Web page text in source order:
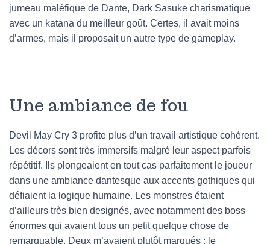
jumeau maléfique de Dante, Dark Sasuke charismatique
avec un katana du meilleur goût. Certes, il avait moins
d’armes, mais il proposait un autre type de gameplay.
Une ambiance de fou
Devil May Cry 3 profite plus d’un travail artistique cohérent.
Les décors sont très immersifs malgré leur aspect parfois
répétitif. Ils plongeaient en tout cas parfaitement le joueur
dans une ambiance dantesque aux accents gothiques qui
défiaient la logique humaine. Les monstres étaient
d’ailleurs très bien designés, avec notamment des boss
énormes qui avaient tous un petit quelque chose de
remarquable. Deux m’avaient plutôt marqués : le